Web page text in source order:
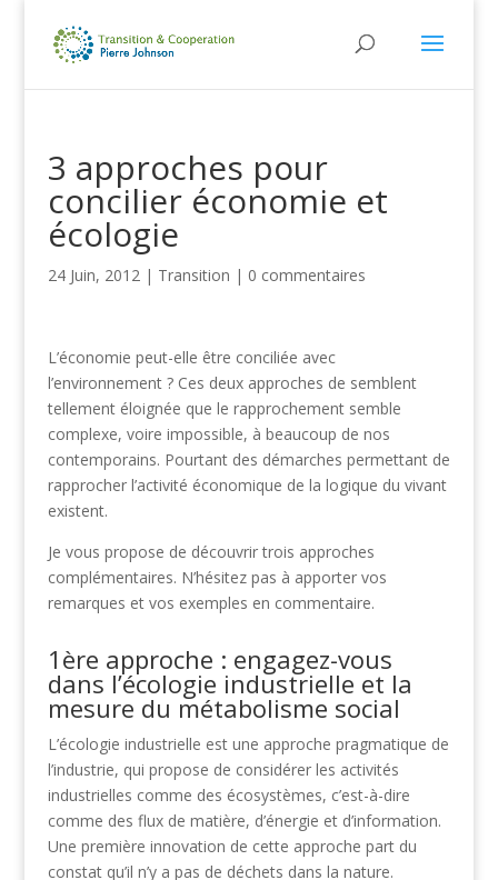
3 approches pour
concilier économie et
écologie
24 Juin, 2012| Transition | 0 commentaires
L’économie peut-elle être conciliée avec
l’environnement ? Ces deux approches de semblent
tellement éloignée que le rapprochement semble
complexe, voire impossible, à beaucoup de nos
contemporains. Pourtant des démarches permettant de
rapprocher l’activité économique de la logique du vivant
existent.
Je vous propose de découvrir trois approches
complémentaires. N’hésitez pas à apporter vos
remarques et vos exemples en commentaire.
1ère approche : engagez-vous
dans l’écologie industrielle et la
mesure du métabolisme social
L’écologie industrielle est une approche pragmatique de
l’industrie, qui propose de considérer les activités
industrielles comme des écosystèmes, c’est-à-dire
comme des flux de matière, d’énergie et d’information.
Une première innovation de cette approche part du
constat qu’il n’y a pas de déchets dans la nature.